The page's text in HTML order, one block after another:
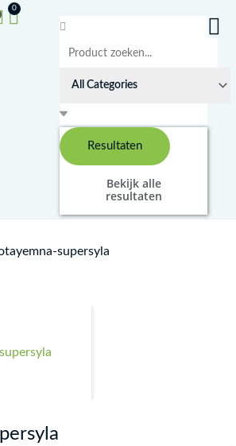
Search
Resultaten
Bekijk alle
resultaten
0
Winkelwagen
supersyla